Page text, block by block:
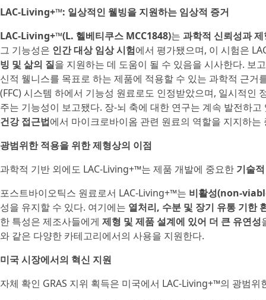
LAC-Living+™: 일상적인 웰빙을 지원하는 임상적 증거
LAC-Living+™(L. 헬베티쿠스 MCC1848)는 과학적 신뢰성과
그 기능성은 인간 대상 임상 시험에서 평가됐으며, 이 시험은
빙 및 삶의 질을 지원하는 데 도움이 될 수 있음을 시사한다. 보
신적 웰니스를 목표로 하는 제품에 적용할 수 있는 과학적 근
(FFC) 시스템 하에서 기능성 원료로도 인정받았으며, 일시적
주는 기능성이 보고됐다. 장-뇌 축에 대한 연구는 계속 발전하
건강 접근법에서 마이크로바이옴 관련 원료의 역할을 지지하
광범위한 적용을 위한 제형상의 이점
과학적 기반 외에도 LAC-Living+™는 제품 개발에 중요한 기술
포스트바이오틱스 원료로서 LAC-Living+™는 비활성(non-
성을 유지할 수 있다. 여기에는 열처리, 수분 및 장기 유통 기한
한 특성은 제조사들에게 제형 및 제품 설계에 있어 더 큰 유연성
와 같은 다양한 카테고리에서의 사용을 지원한다.
미국 시장에서의 혁신 지원
자체 확인 GRAS 지위 획득은 미국에서 LAC-Living+™의 광범